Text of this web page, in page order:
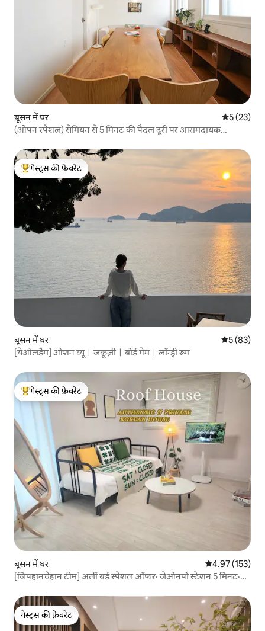
बूसन में घर औसत रेटिंग
5 (23)
(ओपन स्पेशल) सेमियन से 5 मिनट की पैदल दूरी पर आरामदायक
मुफ्त सामान भंडारण
गेस्ट्स का टॉप फ़ेवरेट
गेस्ट्स की फ़ेवरेट
बूसन में घर औसत रेटिंग
5 (83)
[येओलडैम] ओशन व्यूㅣजकूज़ीㅣबोर्ड गेमㅣलॉन्ड्री रूम
गेस्ट्स का टॉप फ़ेवरेट
गेस्ट्स की फ़ेवरेट
बूसन में घर औसत रेटिंग 5 में से
4.97 (153)
[जिपहानचेहान टीम] अर्ली बर्ड स्पेशल ऑफर· जेओनपो स्टेशन 5 मिनट·
गेस्ट्स की फ़ेवरेट
गेस्ट्स की फ़ेवरेट